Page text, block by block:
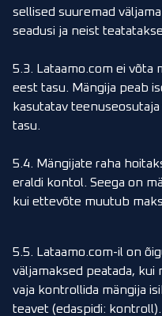
sellised suuremad
seadusi ja neist
5.3. Lataamo.com ei võta
eest tasu. Mängija peab
kasutatav
tasu.
5.4. Mängijate raha
eraldi kontol. Seega on
kui ettevõte muutub
5.5. Lataamo.com-il on
väljamaksed peatada, kui
vaja kontrollida mängija
teavet (edaspidi: